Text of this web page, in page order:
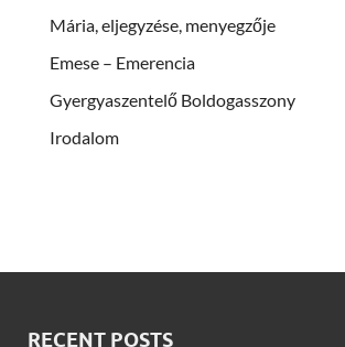
Mária, eljegyzése, menyegzője
Emese – Emerencia
Gyergyaszentelő Boldogasszony
Irodalom
RECENT POSTS